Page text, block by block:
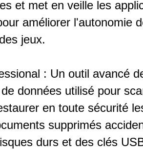
et met en veille les
améliorer l'autonomie
jeux.
: Un outil avancé
données utilisé pour
en toute sécurité
supprimés
durs et des clés